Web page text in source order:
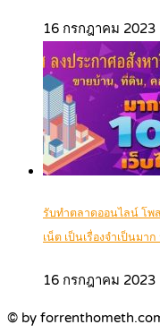
16 กรกฎาคม 2023
รับทำตลาดออนไลน์ โพ
เน็ต เป็นเรื่องจำเป็นมา
16 กรกฎาคม 2023
© by